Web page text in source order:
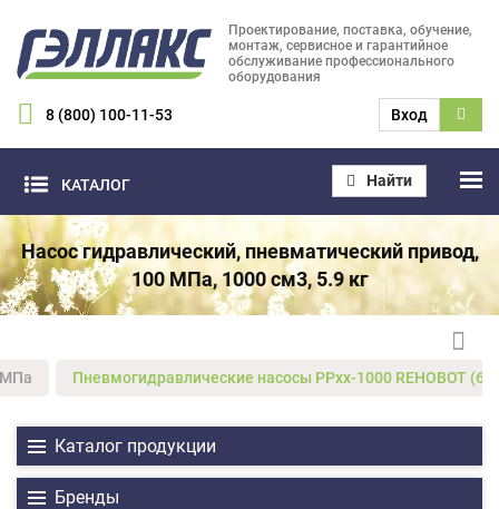
Проектирование, поставка, обучение,
монтаж, сервисное и гарантийное
обслуживание профессионального
оборудования
8 (800) 100-11-53 Вход
КАТАЛОГ Найти
Насос гидравлический, пневматический привод,
100 МПа, 1000 см3, 5.9 кг
МПа Пневмогидравлические насосы PPxx-1000 REHOBOT
Каталог продукции
Бренды